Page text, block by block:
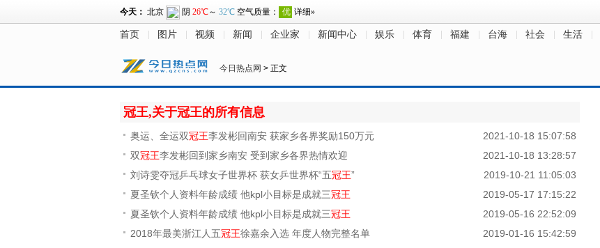
首页 图片 视频 新闻 企业家 新闻中心 娱乐 体育 福建 台海 社会 生活
今日热点网 > 正文
冠王,关于冠王的所有信息
2021-10-18 15:07:58
奥运、全运双冠王李发彬回南安 获家乡各界奖励150万元
2021-10-18 13:28:57
双冠王李发彬回到家乡南安 受到家乡各界热情欢迎
2019-10-21 11:05:03
刘诗雯夺冠乒乓球女子世界杯 获女乒世界杯“五冠王”
2019-05-17 17:15:22
夏圣钦个人资料年龄成绩 他kpl小目标是成就三冠王
2019-05-16 22:52:09
夏圣钦个人资料年龄成绩 他kpl小目标是成就三冠王
2019-01-16 15:42:59
2018年最美浙江人五冠王徐嘉余入选 年度人物完整名单